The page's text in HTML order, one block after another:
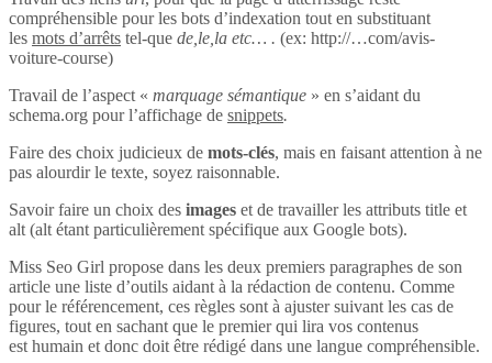
compréhensible pour les bots d’indexation tout en substituant
les mots d’arrêts tel-que de,le,la etc… . (ex: http://…com/avis-
voiture-course)
Travail de l’aspect « marquage sémantique » en s’aidant du
schema.org pour l’affichage de snippets.
Faire des choix judicieux de mots-clés, mais en faisant attention à ne
pas alourdir le texte, soyez raisonnable.
Savoir faire un choix des images et de travailler les attributs title et
alt (alt étant particulièrement spécifique aux Google bots).
Miss Seo Girl propose dans les deux premiers paragraphes de son
article une liste d’outils aidant à la rédaction de contenu. Comme
pour le référencement, ces règles sont à ajuster suivant les cas de
figures, tout en sachant que le premier qui lira vos contenus
est humain et donc doit être rédigé dans une langue compréhensible.